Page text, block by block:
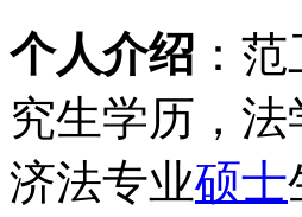
个人介绍 ：
究生学历，法
济法专业硕士